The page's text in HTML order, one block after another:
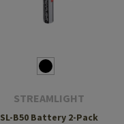
STREAMLIGHT
SL-B50 Battery 2-Pack